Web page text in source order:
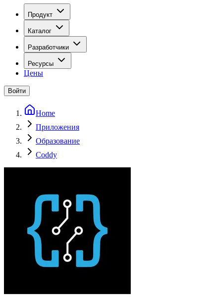
Продукт
Каталог
Разработчики
Ресурсы
Цены
Войти
Home
Приложения
Образование
Coddy